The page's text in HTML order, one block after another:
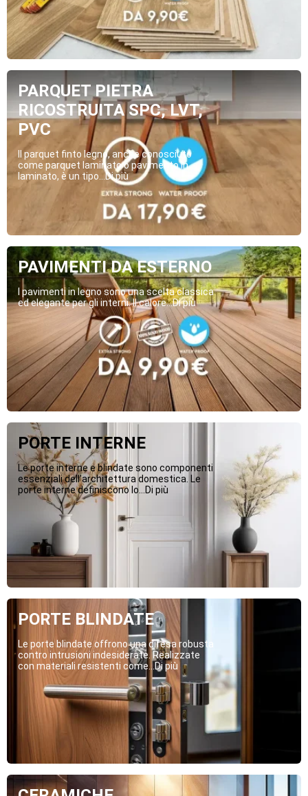
PARQUET PIETRA
RICOSTRUITA SPC, LVT,
PVC
Il parquet finto legno, anche conosciuto
come parquet laminato o pavimento in
laminato, è un tipo...Di più
PAVIMENTI DA ESTERNO
I pavimenti in legno sono una scelta classica
ed elegante per gli interni. Il calore...Di più
PORTE INTERNE
Le porte interne e blindate sono componenti
essenziali dell’architettura domestica. Le
porte interne definiscono lo...Di più
PORTE BLINDATE
Le porte blindate offrono una difesa robusta
contro intrusioni indesiderate. Realizzate
con materiali resistenti come...Di più